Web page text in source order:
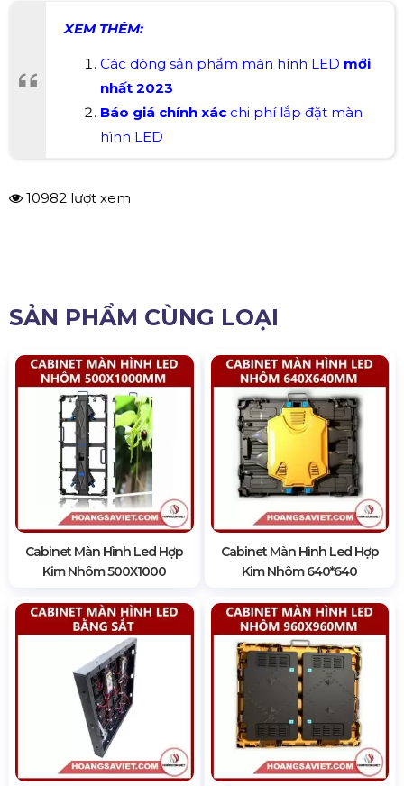
XEM THÊM:
Các dòng sản phẩm màn hình LED mới
nhất 2023
Báo giá chính xác chi phí lắp đặt màn
hình LED
10982 lượt xem
SẢN PHẨM CÙNG LOẠI
Cabinet Màn Hình Led Hợp
Kim Nhôm 500X1000
Cabinet Màn Hình Led Hợp
Kim Nhôm 640*640